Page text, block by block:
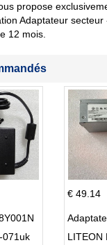
propose
Adaptateur
12 mois.
071uk
€ 49.14
LITEON